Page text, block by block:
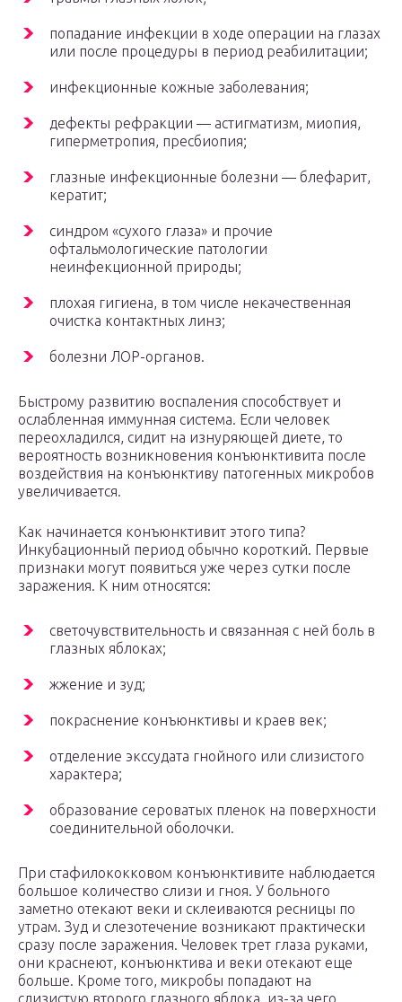
попадание инфекции в ходе операции на глазах
или после процедуры в период реабилитации;
инфекционные кожные заболевания;
дефекты рефракции — астигматизм, миопия,
гиперметропия, пресбиопия;
глазные инфекционные болезни — блефарит,
кератит;
синдром «сухого глаза» и прочие
офтальмологические патологии
неинфекционной природы;
плохая гигиена, в том числе некачественная
очистка контактных линз;
болезни ЛОР-органов.
Быстрому развитию воспаления способствует и
ослабленная иммунная система. Если человек
переохладился, сидит на изнуряющей диете, то
вероятность возникновения конъюнктивита после
воздействия на конъюнктиву патогенных микробов
увеличивается.
Как начинается конъюнктивит этого типа?
Инкубационный период обычно короткий. Первые
признаки могут появиться уже через сутки после
заражения. К ним относятся:
светочувствительность и связанная с ней боль в
глазных яблоках;
жжение и зуд;
покраснение конъюнктивы и краев век;
отделение экссудата гнойного или слизистого
характера;
образование сероватых пленок на поверхности
соединительной оболочки.
При стафилококковом конъюнктивите наблюдается
большое количество слизи и гноя. У больного
заметно отекают веки и склеиваются ресницы по
утрам. Зуд и слезотечение возникают практически
сразу после заражения. Человек трет глаза руками,
они краснеют, конъюнктива и веки отекают еще
больше. Кроме того, микробы попадают на
слизистую второго глазного яблока, из-за чего